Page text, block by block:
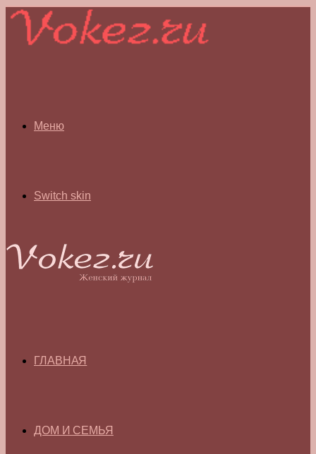
Меню
Switch skin
ГЛАВНАЯ
ДОМ И СЕМЬЯ